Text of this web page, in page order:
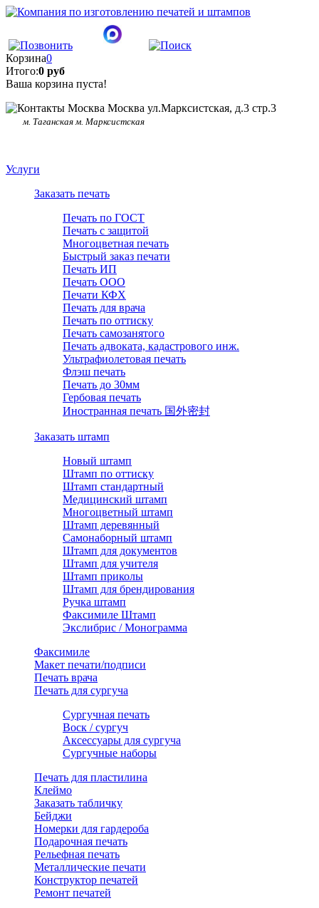
Корзина0
Итого:0 руб
Ваша корзина пуста!
Москва ул.Марксистская, д.3 стр.3
м. Таганская м. Марксистская
Услуги
Заказать печать
Печать по ГОСТ
Печать с защитой
Многоцветная печать
Быстрый заказ печати
Печать ИП
Печать ООО
Печати КФХ
Печать для врача
Печать по оттиску
Печать самозанятого
Печать адвоката, кадастрового инж.
Ультрафиолетовая печать
Флэш печать
Печать до 30мм
Гербовая печать
Иностранная печать 国外密封
Заказать штамп
Новый штамп
Штамп по оттиску
Штамп стандартный
Медицинский штамп
Многоцветный штамп
Штамп деревянный
Самонаборный штамп
Штамп для документов
Штамп для учителя
Штамп приколы
Штамп для брендирования
Ручка штамп
Факсимиле Штамп
Экслибрис / Монограмма
Факсимиле
Макет печати/подписи
Печать врача
Печать для сургуча
Сургучная печать
Воск / сургуч
Аксессуары для сургуча
Сургучные наборы
Печать для пластилина
Клеймо
Заказать табличку
Бейджи
Номерки для гардероба
Подарочная печать
Рельефная печать
Металлические печати
Конструктор печатей
Ремонт печатей